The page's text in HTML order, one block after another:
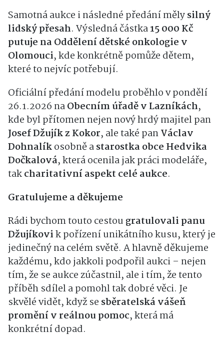
Samotná aukce i následné předání mělysilný
lidský přesah. Výsledná částka15 000 Kč
putuje na Oddělení dětské onkologie v
Olomouci, kde konkrétně pomůže dětem,
které to nejvíc potřebují.
Oficiální předání modelu proběhlov pondělí
26.1.2026 naObecním úřadě v Lazníkách,
kde byl přítomen nejen nový hrdý majitel pan
Josef Džujík z Kokor, ale také panVáclav
Dohnalíkosobně astarostka obce Hedvika
Dočkalová, která ocenila jak práci modeláře,
takcharitativní aspekt celé aukce.
Gratulujeme a děkujeme
Rádi bychom touto cestou gratulovali panu
Džujíkovik pořízení unikátního kusu, který je
jedinečný na celém světě. A hlavně děkujeme
každému, kdo jakkoli podpořil aukci – nejen
tím, že se aukce zúčastnil, ale i tím, že tento
příběh sdílel a pomohl tak dobré věci. Je
skvělé vidět, když se sběratelská vášeň
promění v reálnou pomoc, která má
konkrétní dopad.